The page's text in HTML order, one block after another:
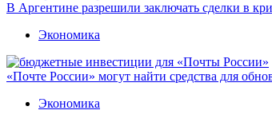
В Аргентине разрешили заключать сделки в
Экономика
«Почте России» могут найти средства для
Экономика